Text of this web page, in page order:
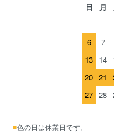
日 月
6
7
13 14
20 21
27 28
■色の日は休業日です。